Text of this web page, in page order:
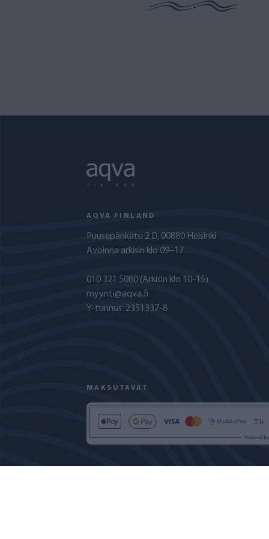
AQVA FINLAND
Puusepänkatu 2 D, 00880 Helsinki
Avoinna arkisin klo 09–17
010 321 5080 (Arkisin klo 10-15)
myynti@aqva.fi
Y-tunnus: 2351337-8
MAKSUTAVAT